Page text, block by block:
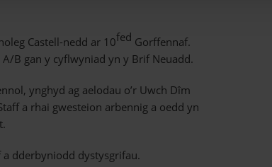
Castell-nedd ar 10fed Gorffennaf.
B gan y cyflwyniad yn y Brif Neuadd.
ynghyd ag aelodau o’r Uwch Dîm
a rhai gwesteion arbennig a oedd yn
dderbyniodd dystysgrifau.